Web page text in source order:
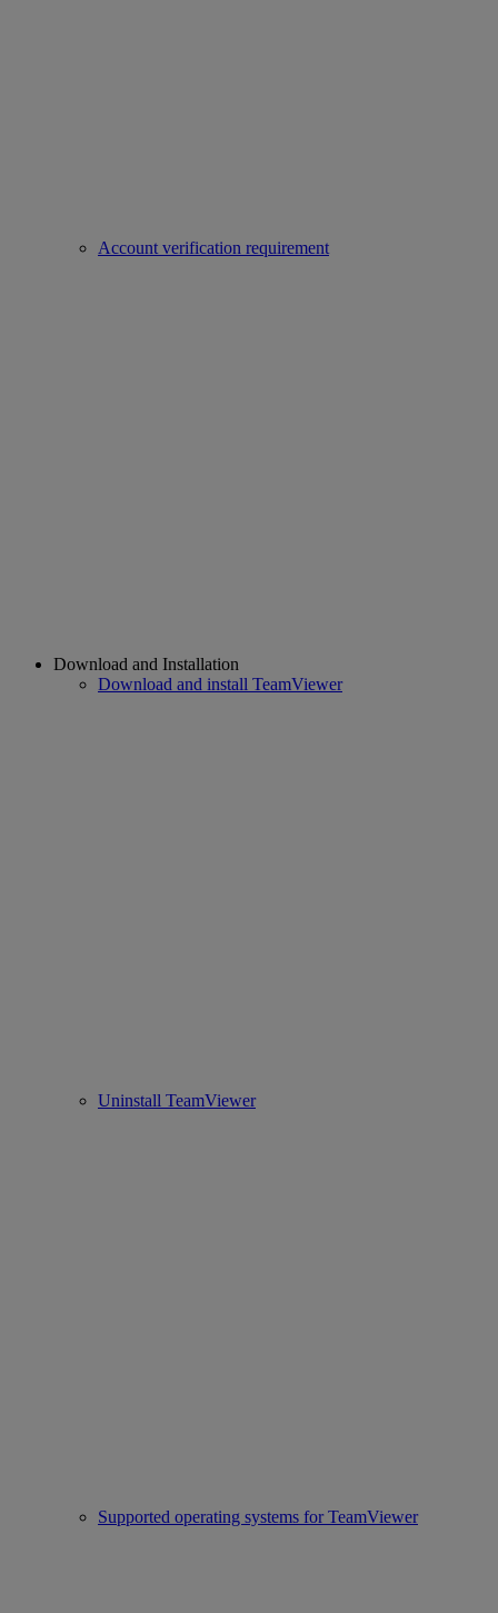
Account verification requirement
Download and Installation
Download and install TeamViewer
Uninstall TeamViewer
Supported operating systems for TeamViewer